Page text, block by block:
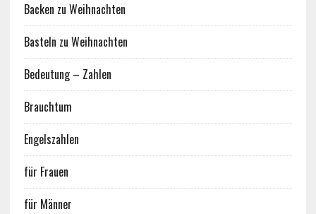
Backen zu Weihnachten
Basteln zu Weihnachten
Bedeutung – Zahlen
Brauchtum
Engelszahlen
für Frauen
für Männer